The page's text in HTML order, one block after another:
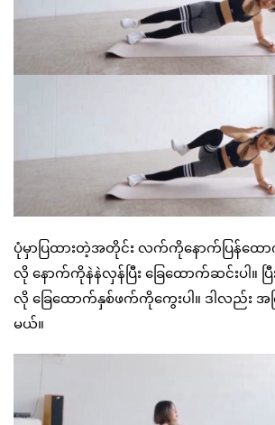
ပုံမှာပြထားတဲ့အတိုင်း လက်ကိုနောက်ပြန်ထေ
လို နောက်ကိုနဲနဲလှန်ပြီး ခြေထောက်ဆင်းပါ။
လို ခြေထောက်နှစ်ဖက်ကိုကွေးပါ။ ဒါလည်း အ
မယ်။